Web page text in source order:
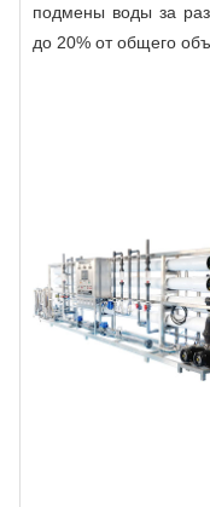
подмены воды за
до 20% от общего